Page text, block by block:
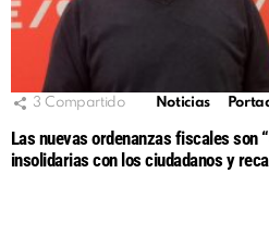
3 Compartido Noticias
Las nuevas ordenanzas fiscales son
insolidarias con los ciudadanos y